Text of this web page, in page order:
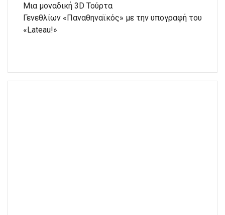
Μια μοναδική 3D Τούρτα
Γενεθλίων «Παναθηναϊκός» με την υπογραφή του
«Lateau!»